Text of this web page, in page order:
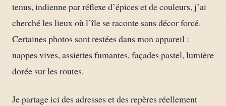
tenus, indienne par réflexe d’épices et de couleurs, j’ai
cherché les lieux où l’île se raconte sans décor forcé.
Certaines photos sont restées dans mon appareil :
nappes vives, assiettes fumantes, façades pastel, lumière
dorée sur les routes.
Je partage ici des adresses et des repères réellement